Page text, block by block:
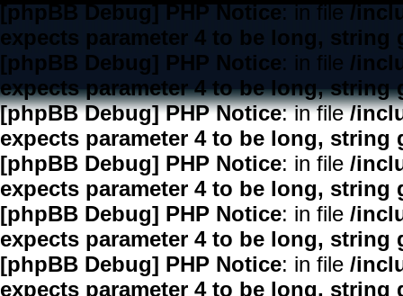
[phpBB Debug] PHP Notice: in file/
expects parameter 4 to be long, string
[phpBB Debug] PHP Notice: in file /
expects parameter 4 to be long, string
[phpBB Debug] PHP Notice: in file/
expects parameter 4 to be long, string
[phpBB Debug] PHP Notice: in file /
expects parameter 4 to be long, string
[phpBB Debug] PHP Notice: in file /
expects parameter 4 to be long, string
[phpBB Debug] PHP Notice: in file /
expects parameter 4 to be long, string